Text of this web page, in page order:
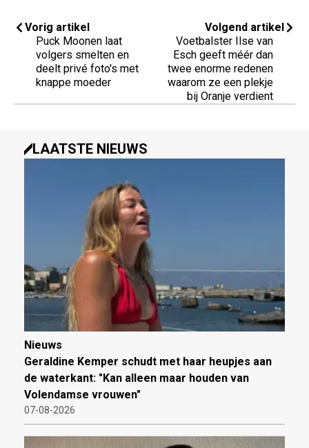
Vorig artikel
Puck Moonen laat
volgers smelten en
deelt privé foto's met
knappe moeder
Volgend artikel
Voetbalster Ilse van
Esch geeft méér dan
twee enorme redenen
waarom ze een plekje
bij Oranje verdient
LAATSTE NIEUWS
Nieuws
Geraldine Kemper schudt met haar heupjes aan
de waterkant: "Kan alleen maar houden van
Volendamse vrouwen"
07-08-2026